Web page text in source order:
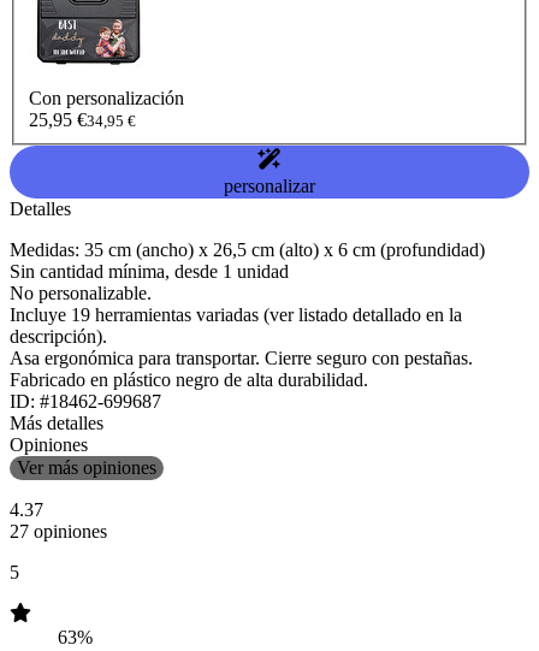
Con personalización
25,95 €34,95 €
personalizar
Detalles
Medidas: 35 cm (ancho) x 26,5 cm (alto) x 6 cm (profundidad)
Sin cantidad mínima, desde 1 unidad
No personalizable.
Incluye 19 herramientas variadas (ver listado detallado en la
descripción).
Asa ergonómica para transportar. Cierre seguro con pestañas.
Fabricado en plástico negro de alta durabilidad.
ID: #18462-699687
Más detalles
Opiniones
Ver más opiniones
4.37
27 opiniones
5
63%